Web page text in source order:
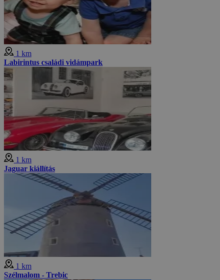
1 km
Labirintus családi vidámpark
1 km
Jaguar kiállítás
1 km
Szélmalom - Trebic